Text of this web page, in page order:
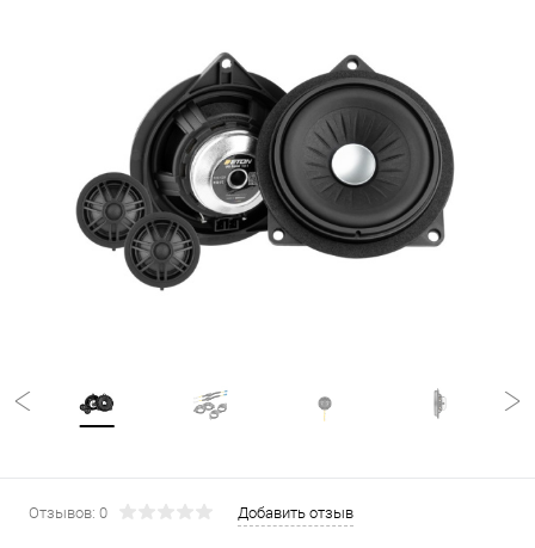
Отзывов: 0 Добавить отзыв